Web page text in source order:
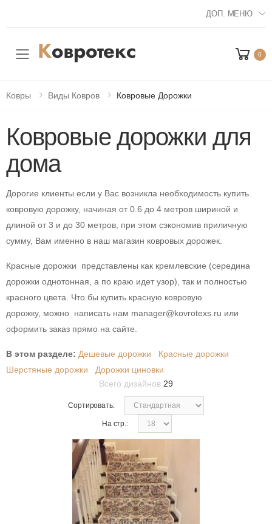
ДОП. МЕНЮ
Мобильное меню 0
Ковры Виды Ковров Ковровые Дорожки
Ковровые дорожки для
дома
Дорогие клиенты если у Вас возникла необходимость купить
ковровую дорожку, начиная от 0.6 до 4 метров шириной и
длиной от 3 и до 30 метров, при этом сэкономив приличную
сумму, Вам именно в наш магазин ковровых дорожек.
Красные дорожки представлены как кремлевские (середина
дорожки однотонная, а по краю идет узор), так и полностью
красного цвета. Что бы купить красную ковровую
дорожку, можно написать нам manager@kovrotexs.ru или
оформить заказ прямо на сайте.
В этом разделе: Дешевые дорожки
Красные дорожки
Шерстяные дорожки
Дорожки циновки
Всего дизайнов 29
Сортировать:
На стр.: